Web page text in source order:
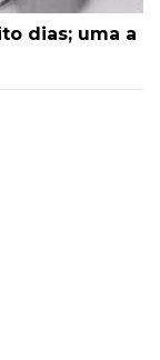
dias; uma a